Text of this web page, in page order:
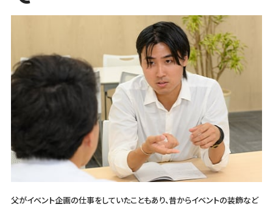
父がイベント企画の仕事をしていたこともあり、昔からイベントの装飾など